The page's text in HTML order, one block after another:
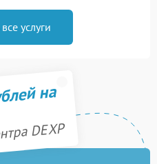
услуги
на
DEXP